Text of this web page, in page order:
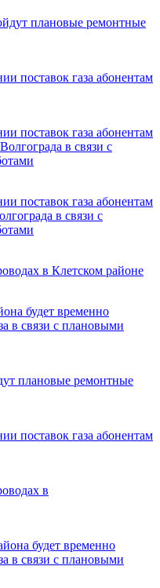
плановые ремонтные
поставок газа абонентам
поставок газа абонентам
в связи с
поставок газа абонентам
в связи с
в Клетском районе
будет временно
в связи с плановыми
плановые ремонтные
поставок газа абонентам
в
будет временно
в связи с плановыми